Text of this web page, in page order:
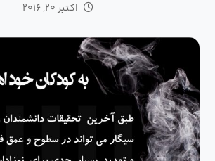
اکتبر ۲۰, ۲۰۱۶